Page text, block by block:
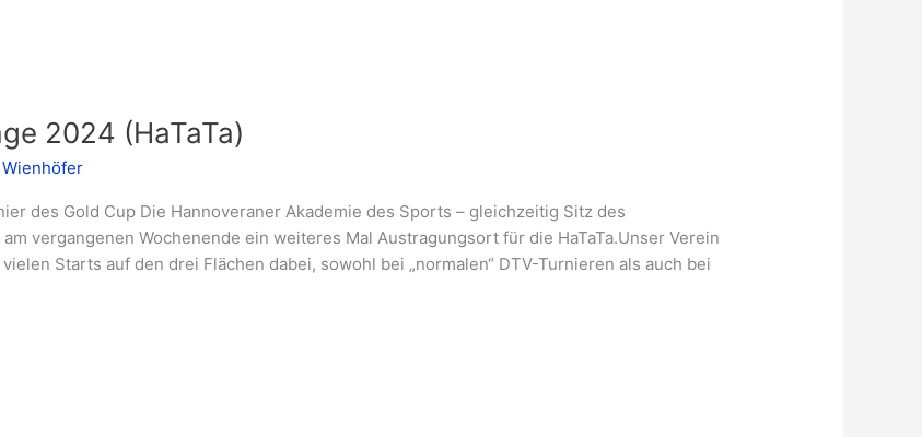
2024 (HaTaTa)
des Gold Cup Die Hannoveraner Akademie des Sports – gleichzeitig Sitz des
vergangenen Wochenende ein weiteres Mal Austragungsort für die HaTaTa.Unser Verein
Starts auf den drei Flächen dabei, sowohl bei „normalen“ DTV-Turnieren als auch bei